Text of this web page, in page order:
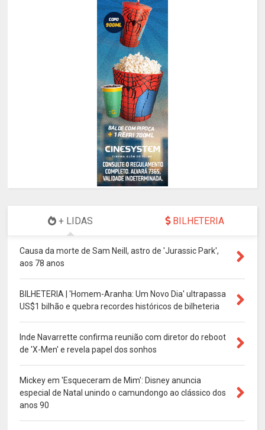
+ LIDAS BILHETERIA
Causa da morte de Sam Neill, astro de 'Jurassic Park',
aos 78 anos
BILHETERIA | 'Homem-Aranha: Um Novo Dia' ultrapassa
US$1 bilhão e quebra recordes históricos de bilheteria
Inde Navarrette confirma reunião com diretor do reboot
de 'X-Men' e revela papel dos sonhos
Mickey em 'Esqueceram de Mim': Disney anuncia
especial de Natal unindo o camundongo ao clássico dos
anos 90